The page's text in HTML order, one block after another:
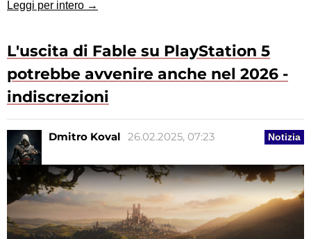
Leggi per intero →
L'uscita di Fable su PlayStation 5
potrebbe avvenire anche nel 2026 -
indiscrezioni
Notizia
Dmitro Koval 26.02.2025, 07:23